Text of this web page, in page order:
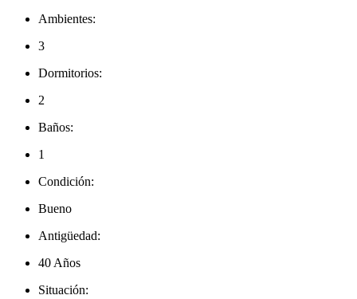
Ambientes:
3
Dormitorios:
2
Baños:
1
Condición:
Bueno
Antigüedad:
40 Años
Situación: